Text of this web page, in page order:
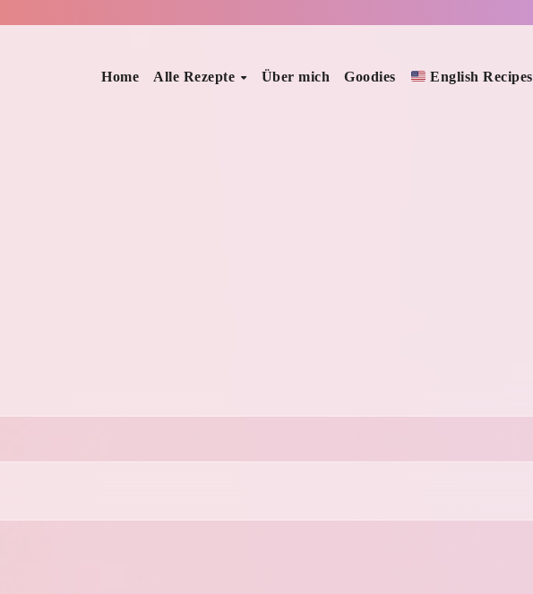
Home Alle Rezepte Über mich Goodies English Recipes